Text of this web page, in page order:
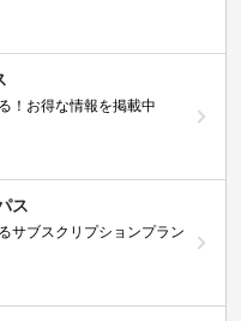
！お得な情報を掲載中
ス
サブスクリプションプラン